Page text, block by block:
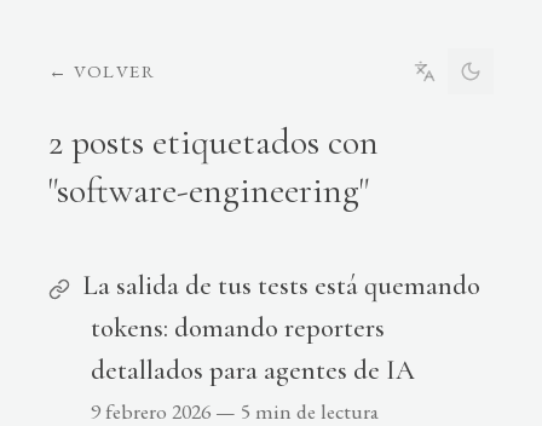
← VOLVER
2 posts etiquetados con
"software-engineering"
La salida de tus tests está quemando
tokens: domando reporters
detallados para agentes de IA
9 febrero 2026 — 5 min de lectura